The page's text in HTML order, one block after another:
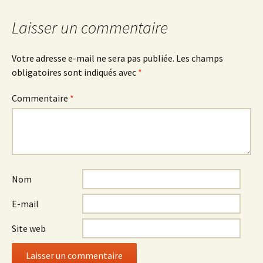
articles
Laisser un commentaire
Votre adresse e-mail ne sera pas publiée. Les champs
obligatoires sont indiqués avec *
Commentaire *
Nom
E-mail
Site web